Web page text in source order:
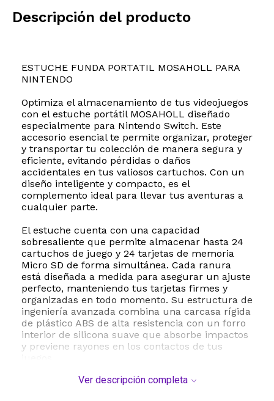
Descripción del producto
ESTUCHE FUNDA PORTATIL MOSAHOLL PARA
NINTENDO
Optimiza el almacenamiento de tus videojuegos
con el estuche portátil MOSAHOLL diseñado
especialmente para Nintendo Switch. Este
accesorio esencial te permite organizar, proteger
y transportar tu colección de manera segura y
eficiente, evitando pérdidas o daños
accidentales en tus valiosos cartuchos. Con un
diseño inteligente y compacto, es el
complemento ideal para llevar tus aventuras a
cualquier parte.
El estuche cuenta con una capacidad
sobresaliente que permite almacenar hasta 24
cartuchos de juego y 24 tarjetas de memoria
Micro SD de forma simultánea. Cada ranura
está diseñada a medida para asegurar un ajuste
perfecto, manteniendo tus tarjetas firmes y
organizadas en todo momento. Su estructura de
ingeniería avanzada combina una carcasa rígida
de plástico ABS de alta resistencia con un forro
interior de silicona suave que absorbe impactos
y previene rayones en los contactos de tus
Su diseño ultra delgado y de tamaño similar a la
Ver descripción completa